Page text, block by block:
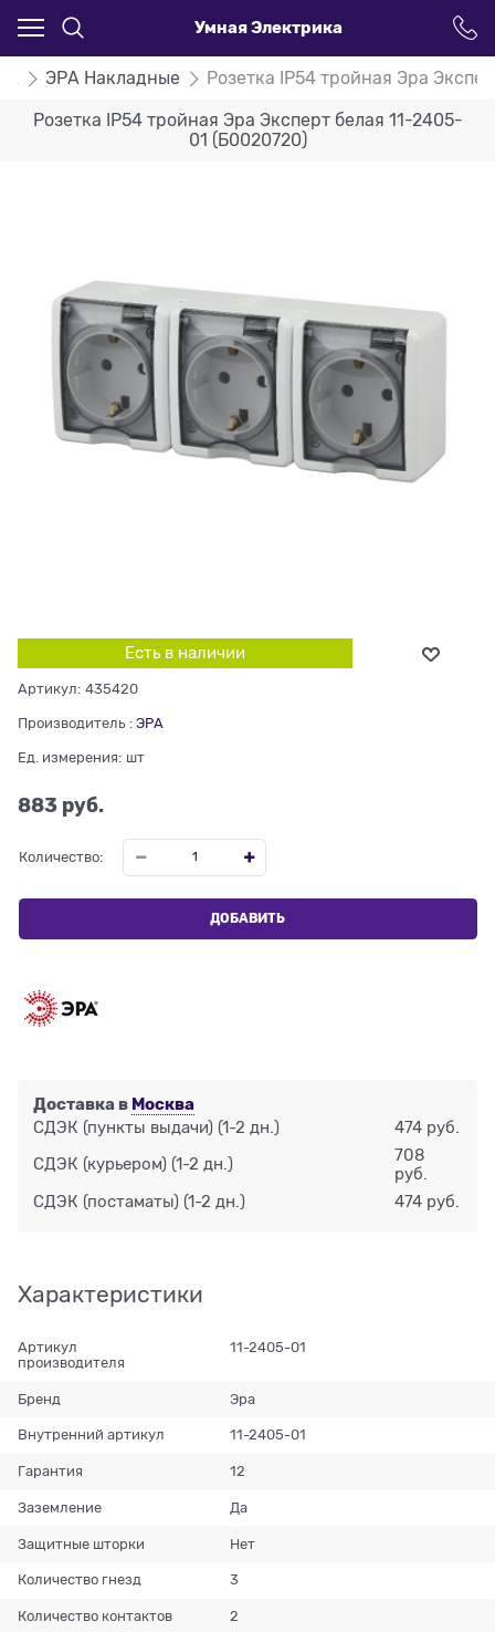
Умная Электрика
ЭРА Накладные Розетка IP54 тройная Эра
Розетка IP54 тройная Эра Эксперт белая 11-2405-
01 (Б0020720)
Есть в наличии
Артикул: 435420
Производитель : ЭРА
Ед. измерения: шт
883 руб.
Количество:
ДОБАВИТЬ
Доставка в Москва
СДЭК (пункты выдачи) (1-2 дн.) 474 руб.
СДЭК (курьером) (1-2 дн.)
708
руб.
СДЭК (постаматы) (1-2 дн.) 474 руб.
Характеристики
Артикул
производителя
11-2405-01
Бренд Эра
Внутренний артикул 11-2405-01
Гарантия 12
Заземление Да
Защитные шторки Нет
Количество гнезд 3
Количество контактов 2